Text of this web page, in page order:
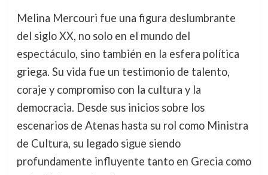
Melina Mercouri fue una figura deslumbrante
del siglo XX, no solo en el mundo del
espectáculo, sino también en la esfera política
griega. Su vida fue un testimonio de talento,
coraje y compromiso con la cultura y la
democracia. Desde sus inicios sobre los
escenarios de Atenas hasta su rol como Ministra
de Cultura, su legado sigue siendo
profundamente influyente tanto en Grecia como